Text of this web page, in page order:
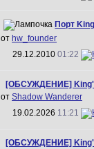
Порт
от hw_founder
29.12.201001:22
[ОБСУЖДЕНИЕ]
от Shadow Wanderer
19.02.2026 11:21
[ОБСУЖДЕНИЕ]